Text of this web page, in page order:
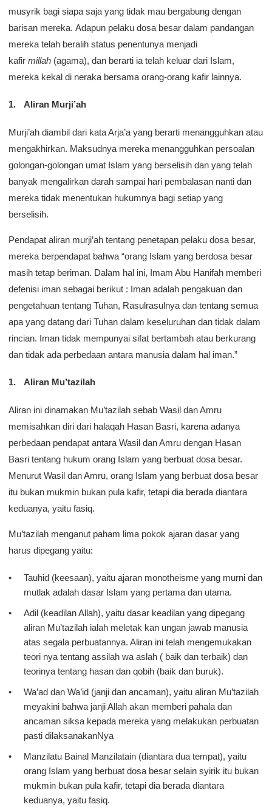
musyrik bagi siapa saja yang tidak mau bergabung dengan
barisan mereka. Adapun pelaku dosa besar dalam pandangan
mereka telah beralih status penentunya menjadi
kafir millah (agama), dan berarti ia telah keluar dari Islam,
mereka kekal di neraka bersama orang-orang kafir lainnya.
Aliran Murji’ah
Murji’ah diambil dari kata Arja’a yang berarti menangguhkan atau
mengakhirkan. Maksudnya mereka menangguhkan persoalan
golongan-golongan umat Islam yang berselisih dan yang telah
banyak mengalirkan darah sampai hari pembalasan nanti dan
mereka tidak menentukan hukumnya bagi setiap yang
berselisih.
Pendapat aliran murji’ah tentang penetapan pelaku dosa besar,
mereka berpendapat bahwa “orang Islam yang berdosa besar
masih tetap beriman. Dalam hal ini, Imam Abu Hanifah memberi
defenisi iman sebagai berikut : Iman adalah pengakuan dan
pengetahuan tentang Tuhan, Rasulrasulnya dan tentang semua
apa yang datang dari Tuhan dalam keseluruhan dan tidak dalam
rincian. Iman tidak mempunyai sifat bertambah atau berkurang
dan tidak ada perbedaan antara manusia dalam hal iman.”
Aliran Mu’tazilah
Aliran ini dinamakan Mu’tazilah sebab Wasil dan Amru
memisahkan diri dari halaqah Hasan Basri, karena adanya
perbedaan pendapat antara Wasil dan Amru dengan Hasan
Basri tentang hukum orang Islam yang berbuat dosa besar.
Menurut Wasil dan Amru, orang Islam yang berbuat dosa besar
itu bukan mukmin bukan pula kafir, tetapi dia berada diantara
keduanya, yaitu fasiq.
Mu’tazilah menganut paham lima pokok ajaran dasar yang
harus dipegang yaitu:
Tauhid (keesaan), yaitu ajaran monotheisme yang murni dan
mutlak adalah dasar Islam yang pertama dan utama.
Adil (keadilan Allah), yaitu dasar keadilan yang dipegang
aliran Mu’tazilah ialah meletak kan ungan jawab manusia
atas segala perbuatannya. Aliran ini telah mengemukakan
teori nya tentang assilah wa aslah ( baik dan terbaik) dan
teorinya tentang hasan dan qobih (baik dan buruk).
Wa’ad dan Wa’id (janji dan ancaman), yaitu aliran Mu’tazilah
meyakini bahwa janji Allah akan memberi pahala dan
ancaman siksa kepada mereka yang melakukan perbuatan
pasti dilaksanakanNya
Manzilatu Bainal Manzilatain (diantara dua tempat), yaitu
orang Islam yang berbuat dosa besar selain syirik itu bukan
mukmin bukan pula kafir, tetapi dia berada diantara
keduanya, yaitu fasiq.